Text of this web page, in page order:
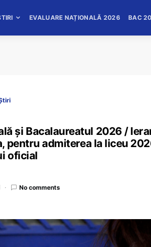
EVALUARE NAȚIONALĂ 2026 BAC
și Bacalaureatul 2026 /
pentru admiterea la liceu
oficial
No comments